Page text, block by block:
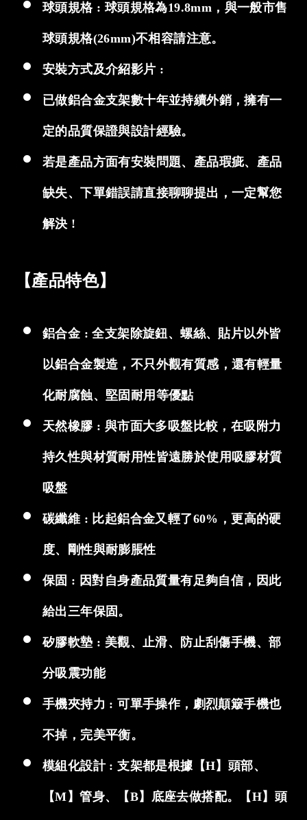
球頭規格 : 球頭規格為19.8mm，與一般市售
球頭規格(26mm)不相容請注意。
安裝方式及介紹影片 :
已做鋁合金支架數十年並持續外銷，擁有一
定的品質保證與設計經驗。
若是產品方面有安裝問題、產品瑕疵、產品
缺失、下單錯誤請直接聊聊提出，一定幫您
解決 !
【產品特色】
鋁合金 : 全支架除旋鈕、螺絲、貼片以外皆
以鋁合金製造，不只外觀有質感，還有輕量
化耐腐蝕、堅固耐用等優點
天然橡膠 : 與市面大多吸盤比較，在吸附力
持久性與材質耐用性皆遠勝於使用吸膠材質
吸盤
碳纖維 : 比起鋁合金又輕了60%，更高的硬
度、剛性與耐膨脹性
保固 : 因對自身產品質量有足夠自信，因此
給出三年保固。
矽膠軟墊 : 美觀、止滑、防止刮傷手機、部
分吸震功能
手機夾持力 : 可單手操作，劇烈顛簸手機也
不掉，完美平衡。
模組化設計 : 支架都是根據【H】頭部、
【M】管身、【B】底座去做搭配。【H】頭